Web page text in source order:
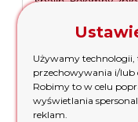
połączeniu z
urządzenia aż
50%. To
częstego
Podwójna
Używamy technologii,
przechowywania i/lub
Robimy to w celu
wyświetlania
reklam.